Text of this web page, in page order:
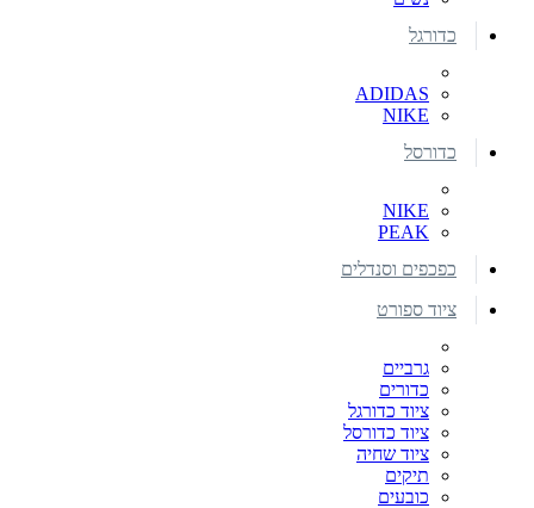
כדורגל
ADIDAS
NIKE
כדורסל
NIKE
PEAK
כפכפים וסנדלים
ציוד ספורט
גרביים
כדורים
ציוד כדורגל
ציוד כדורסל
ציוד שחיה
תיקים
כובעים